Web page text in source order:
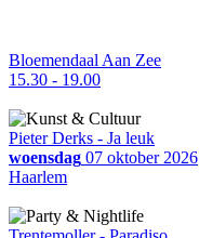
Bloemendaal Aan Zee
15.30 - 19.00
Pieter Derks - Ja leuk
woensdag 07 oktober 2026
Haarlem